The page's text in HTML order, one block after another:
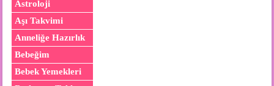
Astroloji
Aşı Takvimi
Anneliğe Hazırlık
Bebeğim
Bebek Yemekleri